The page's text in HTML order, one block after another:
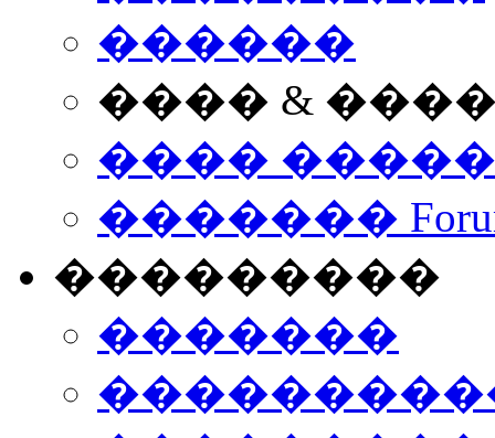
������
���� &
����
�������
���������
�������